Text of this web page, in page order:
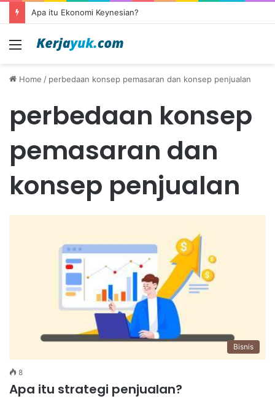
Apa itu Ekonomi Keynesian?
Menu
Home / perbedaan konsep pemasaran dan konsep penjualan
perbedaan konsep
pemasaran dan
konsep penjualan
Bisnis
8
Apa itu strategi penjualan?